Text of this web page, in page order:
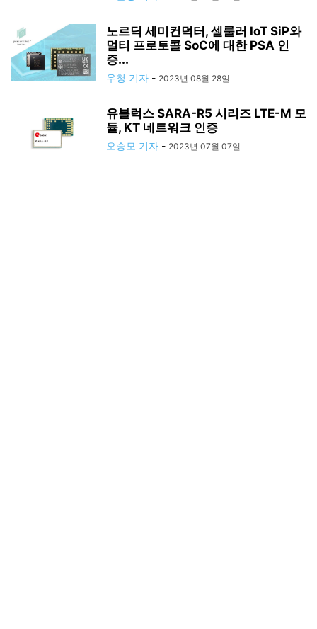
노르딕 세미컨덕터, 셀룰러 IoT SiP와
멀티 프로토콜 SoC에 대한 PSA 인
증...
우청 기자 - 2023년 08월 28일
유블럭스 SARA-R5 시리즈 LTE-M 모
듈, KT 네트워크 인증
오승모 기자 - 2023년 07월 07일